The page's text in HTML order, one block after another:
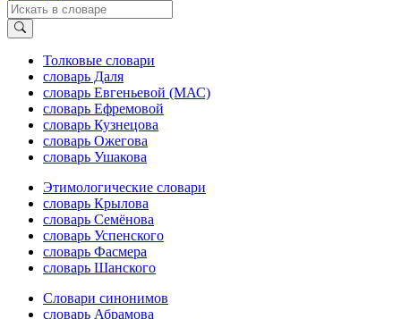
Толковые словари
словарь Даля
словарь Евгеньевой (МАС)
словарь Ефремовой
словарь Кузнецова
словарь Ожегова
словарь Ушакова
Этимологические словари
словарь Крылова
словарь Семёнова
словарь Успенского
словарь Фасмера
словарь Шанского
Словари синонимов
словарь Абрамова